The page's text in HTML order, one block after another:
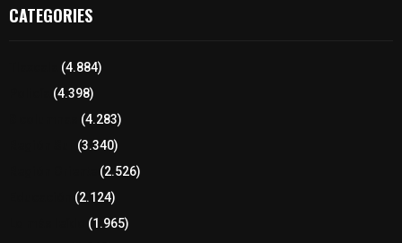
CATEGORIES
(4.884)
(4.398)
(4.283)
(3.340)
(2.526)
(2.124)
(1.965)